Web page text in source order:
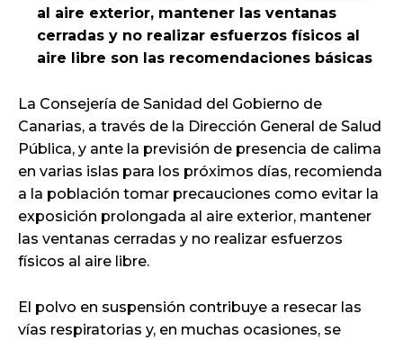
al aire exterior, mantener las ventanas
cerradas y no realizar esfuerzos físicos al
aire libre son las recomendaciones básicas
La Consejería de Sanidad del Gobierno de
Canarias, a través de la Dirección General de Salud
Pública, y ante la previsión de presencia de calima
en varias islas para los próximos días, recomienda
a la población tomar precauciones como evitar la
exposición prolongada al aire exterior, mantener
las ventanas cerradas y no realizar esfuerzos
físicos al aire libre.
El polvo en suspensión contribuye a resecar las
vías respiratorias y, en muchas ocasiones, se